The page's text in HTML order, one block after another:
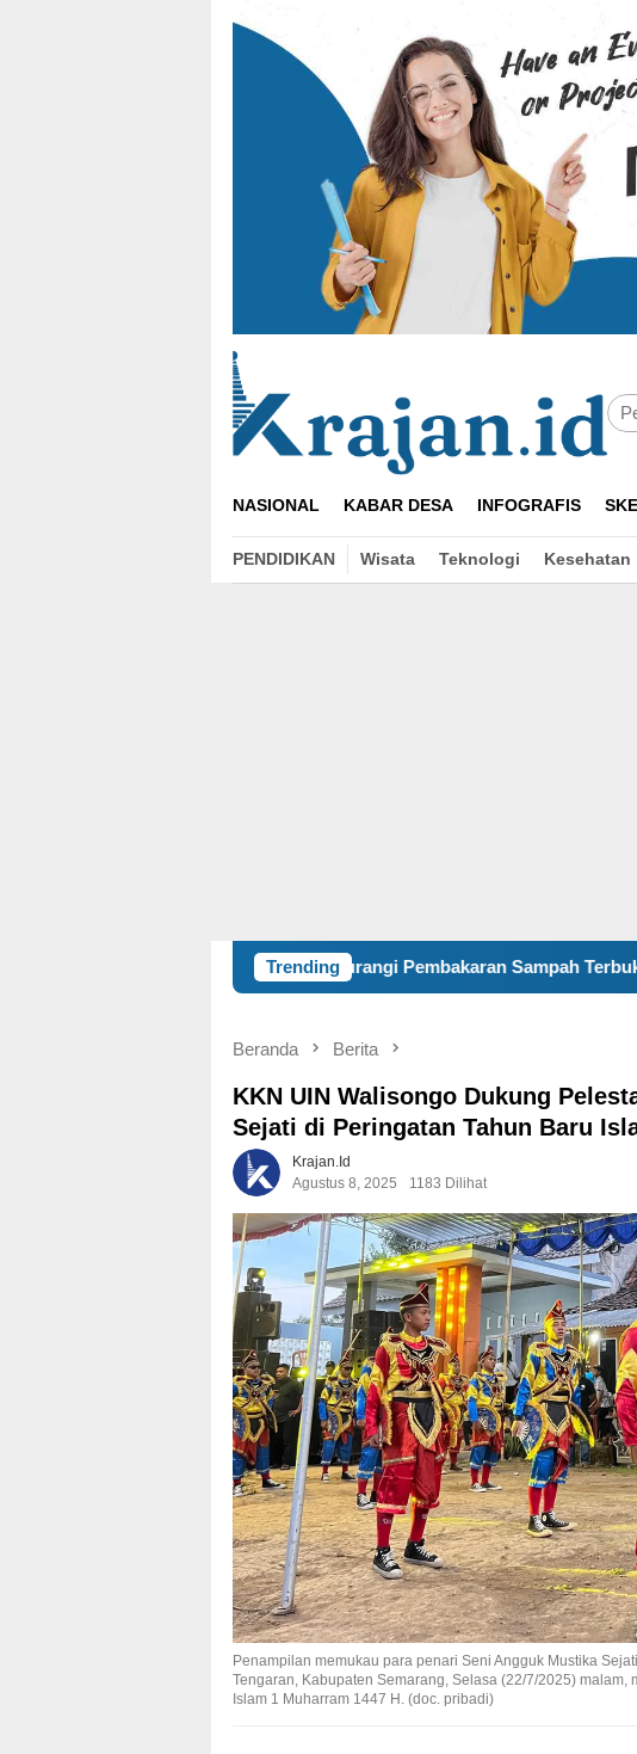
NASIONAL KABAR DESA INFOGRAFIS
PENDIDIKAN Wisata Teknologi Kesehatan
Trending
Kurangi Pembakaran Sampah Terbuka, KKN 120 dan
Beranda Berita
KKN UIN Walisongo Dukung
Sejati di Peringatan Tahun Baru
Krajan.id
Agustus 8, 2025
1183 Dilihat
Penampilan memukau para penari Seni Angguk Mustika
Tengaran, Kabupaten Semarang, Selasa (22/7/2025)
Islam 1 Muharram 1447 H. (doc. pribadi)